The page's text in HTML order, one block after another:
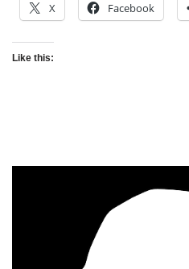
X Facebook
Like this: